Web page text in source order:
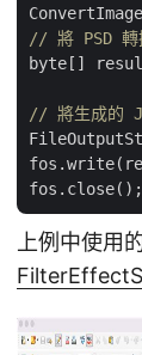
// 將 PSD 轉
byte[]
// 將生成的
上例中使用